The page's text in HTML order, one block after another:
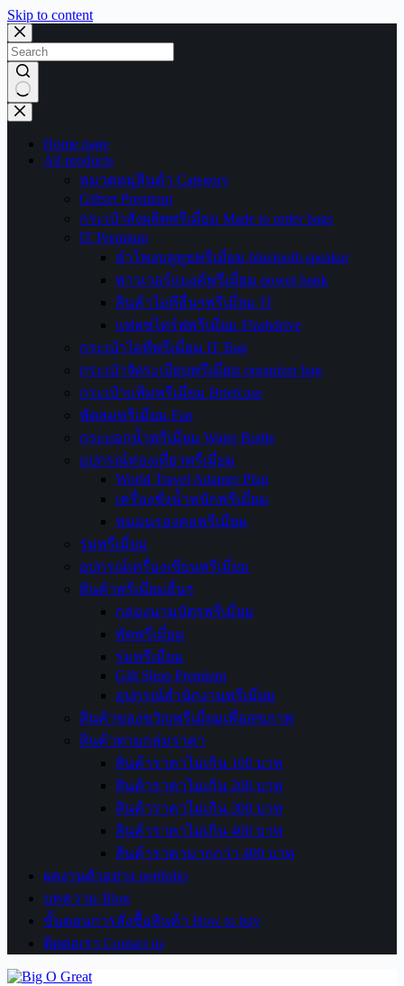
Skip to content
No
results
Home page
All products
หมวดหมู่สินค้า Category
Giftset Premium
กระเป๋าสั่งผลิตพรีเมี่ยม Made to order bags
IT Premium
ลำโพงบลูทูธพรีเมี่ยม bluetooth speaker
พาวเวอร์แบงค์พรีเมี่ยม power bank
สินค้าไอทีอื่นๆพรีเมี่ยม IT
แฟลชไดร์ฟพรีเมี่ยม Flashdrive
กระเป๋าไอทีพรีเมี่ยม IT Bag
กระเป๋าจัดระเบียบพรีเมี่ยม organizer bag
กระเป๋าแฟ้มพรีเมี่ยม Briefcase
พัดลมพรีเมี่ยม Fan
กระบอกน้ำพรีเมี่ยม Water Bottle
อุปกรณ์ท่องเที่ยวพรีเมี่ยม
World Travel Adapter Plug
เครื่องชั่งน้ำหนักพรีเมี่ยม
หมอนรองคอพรีเมี่ยม
ร่มพรีเมี่ยม
อุปกรณ์เครื่องเขียนพรีเมี่ยม
สินค้าพรีเมี่ยมอื่นๆ
กล่องนามบัตรพรีเมี่ยม
พัดพรีเมี่ยม
ร่มพรีเมี่ยม
Gift Shop Premium
อุปกรณ์สำนักงานพรีเมี่ยม
สินค้าของขวัญพรีเมี่ยมเพื่อสุขภาพ
สินค้าตามกลุ่มราคา
สินค้าราคาไม่เกิน 100 บาท
สินค้าราคาไม่เกิน 200 บาท
สินค้าราคาไม่เกิน 300 บาท
สินค้าราคาไม่เกิน 400 บาท
สินค้าราคามากกว่า 400 บาท
ผลงานตัวอย่าง portfolio
บทความ Blog
ขั้นตอนการสั่งซื้อสินค้า How to buy
ติดต่อเรา Contact us